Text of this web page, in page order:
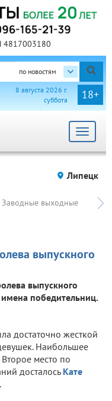
4817003180
по новостям
18+
8 августа 2026 г.
суббота
Toggle
Липецк
Заводные выходные
выпускного
выпускного
победительниц.
достаточно жесткой
Наибольшее
Второе место по
досталось Кате
.